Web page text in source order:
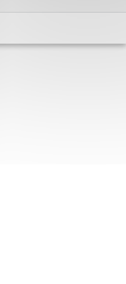
začína